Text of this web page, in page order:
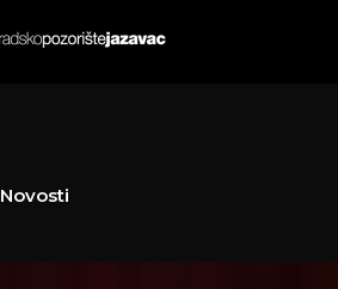
Novosti